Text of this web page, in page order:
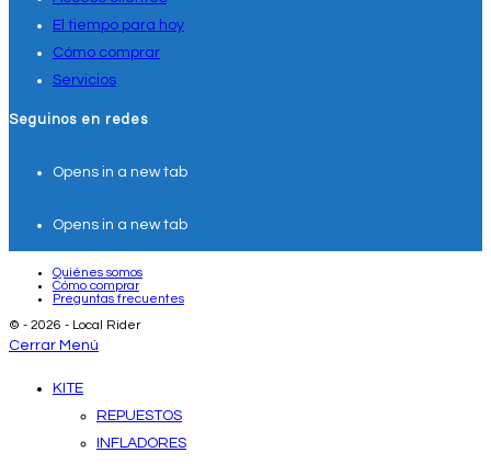
El tiempo para hoy
Cómo comprar
Servicios
Seguinos en redes
Opens in a new tab
Opens in a new tab
Quiénes somos
Cómo comprar
Preguntas frecuentes
© - 2026 - Local Rider
Cerrar Menú
KITE
REPUESTOS
INFLADORES